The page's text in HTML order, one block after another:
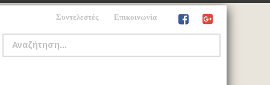
Συντελεστές Επικοινωνία